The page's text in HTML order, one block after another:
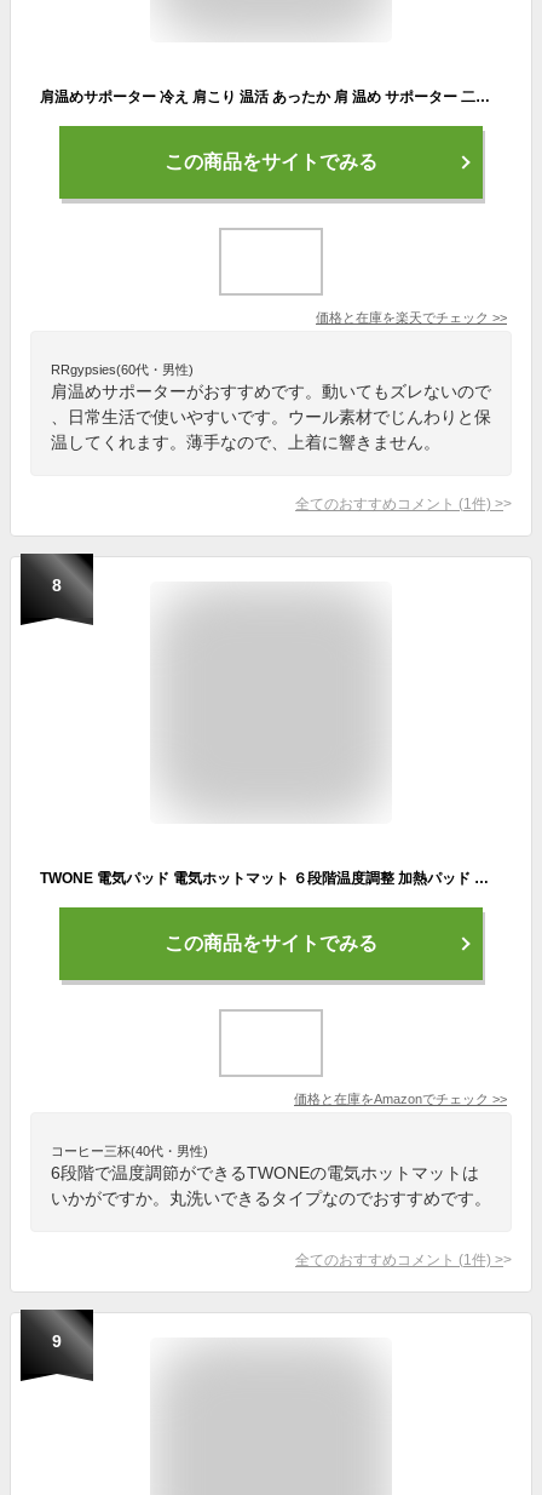
肩温めサポーター 冷え 肩こり 温活 あったか 肩 温め サポーター 二の腕 あたため 温活グッズ 冷えとり 肩当て 肩あて 肩サポーター 女性用 レディース 男性用 メンズ ウール混 四十肩 五十肩 肩痛 半袖【Rela Kino公式】
この商品をサイトでみる
価格と在庫を楽天でチェック >>
RRgypsies(60代・男性)
肩温めサポーターがおすすめです。動いてもズレないので
、日常生活で使いやすいです。ウール素材でじんわりと保
温してくれます。薄手なので、上着に響きません。
全てのおすすめコメント (1 件) >
8
TWONE 電気パッド 電気ホットマット ６段階温度調整 加熱パッド 在宅勤務 テレワーク あったかグッズ 寒さ対策 過熱保護 ミニ 暖かい タイマー機能 洗濯可 丸洗い 抗菌 防臭 ダニ退治 寒さ対策 暖房器具 PSE認証済み (グレー)
この商品をサイトでみる
価格と在庫をAmazonでチェック >>
コーヒー三杯(40代・男性)
6段階で温度調節ができるTWONEの電気ホットマットは
いかがですか。丸洗いできるタイプなのでおすすめです。
全てのおすすめコメント (1 件) >
9